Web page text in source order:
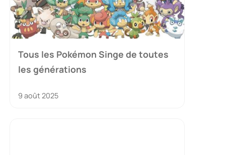
Tous les Pokémon Singe de toutes
les générations
9 août 2025